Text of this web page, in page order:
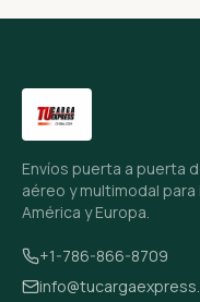
Envíos puerta a puerta
aéreo y multimodal
América y Europa.
+1-786-866-8709